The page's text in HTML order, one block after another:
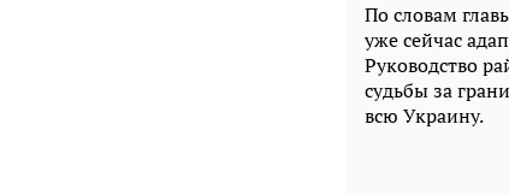
По словам
уже сейчас
Руководство
судьбы за
всю Украину.